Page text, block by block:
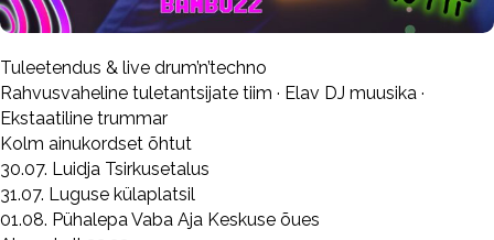
Tuleetendus & live drum’n’techno
Rahvusvaheline tuletantsijate tiim · Elav DJ muusika ·
Ekstaatiline trummar
Kolm ainukordset õhtut
30.07. Luidja Tsirkusetalus
31.07. Luguse külaplatsil
01.08. Pühalepa Vaba Aja Keskuse õues